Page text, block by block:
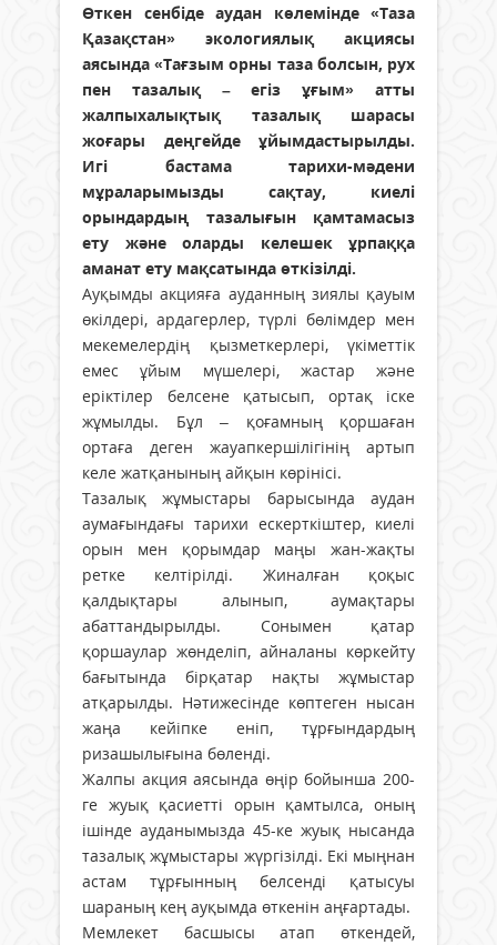
Өткен сенбіде аудан көлемінде «Таза
Қазақстан» экологиялық акциясы
аясында «Тағзым орны таза болсын, рух
пен тазалық – егіз ұғым» атты
жалпыхалықтық тазалық шарасы
жоғары деңгейде ұйымдастырылды.
Игі бастама тарихи-мәдени
мұраларымызды сақтау, киелі
орындардың тазалығын қамтамасыз
ету және оларды келешек ұрпаққа
аманат ету мақсатында өткізілді.
Ауқымды акцияға ауданның зиялы қауым
өкілдері, ардагерлер, түрлі бөлімдер мен
мекемелердің қызметкерлері, үкіметтік
емес ұйым мүшелері, жастар және
еріктілер белсене қатысып, ортақ іске
жұмылды. Бұл – қоғамның қоршаған
ортаға деген жауапкершілігінің артып
келе жатқанының айқын көрінісі.
Тазалық жұмыстары барысында аудан
аумағындағы тарихи ескерткіштер, киелі
орын мен қорымдар маңы жан-жақты
ретке келтірілді. Жиналған қоқыс
қалдықтары алынып, аумақтары
абаттандырылды. Сонымен қатар
қоршаулар жөнделіп, айналаны көркейту
бағытында бірқатар нақты жұмыстар
атқарылды. Нәтижесінде көптеген нысан
жаңа кейіпке еніп, тұрғындардың
ризашылығына бөленді.
Жалпы акция аясында өңір бойынша 200-
ге жуық қасиетті орын қамтылса, оның
ішінде ауданымызда 45-ке жуық нысанда
тазалық жұмыстары жүргізілді. Екі мыңнан
астам тұрғынның белсенді қатысуы
шараның кең ауқымда өткенін аңғартады.
Мемлекет басшысы атап өткендей,